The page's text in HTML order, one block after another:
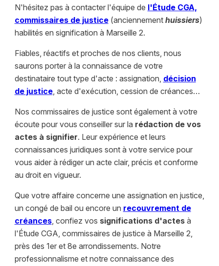
N'hésitez pas à contacter l'équipe de l'Étude CGA,
commissaires de justice(anciennement huissiers)
habilités en signification à Marseille 2.
Fiables, réactifs et proches de nos clients, nous
saurons porter à la connaissance de votre
destinataire tout type d'acte : assignation, décision
de justice, acte d'exécution, cession de créances…
Nos commissaires de justice sont également à votre
écoute pour vous conseiller sur la rédaction de vos
actes à signifier. Leur expérience et leurs
connaissances juridiques sont à votre service pour
vous aider à rédiger un acte clair, précis et conforme
au droit en vigueur.
Que votre affaire concerne une assignation en justice,
un congé de bail ou encore un recouvrement de
créances, confiez vos significations d'actesà
l'Étude CGA, commissaires de justice à Marseille 2,
près des 1er et 8e arrondissements. Notre
professionnalisme et notre connaissance des